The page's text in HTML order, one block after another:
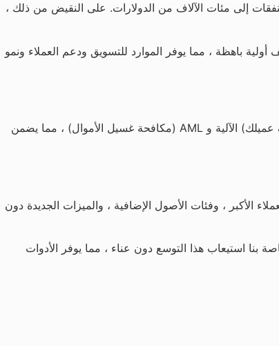
إلى مئات الآلاف من الدولارات. على النقيض من ذلك ،
باهظة ، مما يوفر الموارد للتسويق ودعم العملاء ونمو
يعد الامتثال التنظيمي وإدارة المخاطر أمرا بالغ الأهمية في عالم التجارة. غالبا ما تتضمن المنصات الجاهزة أدوات متقدمة مثل أنظمة KYC (اعرف عميلك) الآلية و AML (مكافحة غسيل الأموال) ، مما يضمن
الأكبر ، وفئات الأصول الإضافية ، والميزات الجديدة دون
بنا استيعاب هذا التوسع دون عناء ، مما يوفر الأدوات